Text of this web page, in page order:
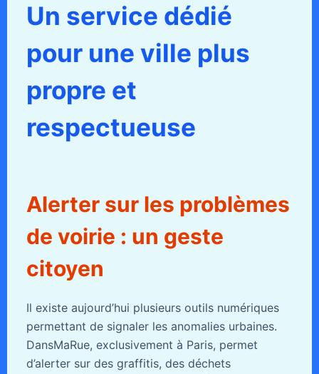
Un service dédié
pour une ville plus
propre et
respectueuse
Alerter sur les problèmes
de voirie : un geste
citoyen
Il existe aujourd’hui plusieurs outils numériques
permettant de signaler les anomalies urbaines.
DansMaRue, exclusivement à Paris, permet
d’alerter sur des graffitis, des déchets